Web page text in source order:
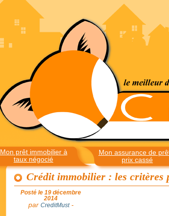
Mon prêt immobilier à
taux négocié
Mon assurance de
prix cassé
Crédit immobilier : les critères
Posté le 19 décembre
2014
par CreditMust-